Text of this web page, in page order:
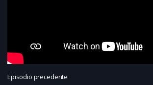
Episodio precedente